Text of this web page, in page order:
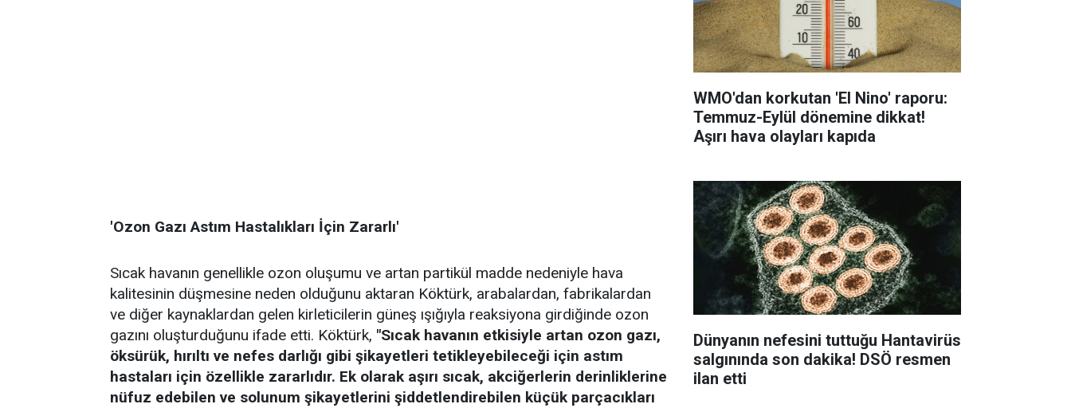
'Ozon Gazı Astım Hastalıkları İçin Zararlı'
Sıcak havanın genellikle ozon oluşumu ve artan partikül madde nedeniyle hava
kalitesinin düşmesine neden olduğunu aktaran Köktürk, arabalardan, fabrikalardan
ve diğer kaynaklardan gelen kirleticilerin güneş ışığıyla reaksiyona girdiğinde ozon
gazını oluşturduğunu ifade etti. Köktürk, "Sıcak havanın etkisiyle artan ozon gazı,
öksürük, hırıltı ve nefes darlığı gibi şikayetleri tetikleyebileceği için astım
hastaları için özellikle zararlıdır. Ek olarak aşırı sıcak, akciğerlerin derinliklerine
nüfuz edebilen ve solunum şikayetlerini şiddetlendirebilen küçük parçacıkları
WMO'dan korkutan 'El Nino' raporu:
Temmuz-Eylül dönemine dikkat!
Aşırı hava olayları kapıda
Dünyanın nefesini tuttuğu Hantavirüs
salgınında son dakika! DSÖ resmen
ilan etti